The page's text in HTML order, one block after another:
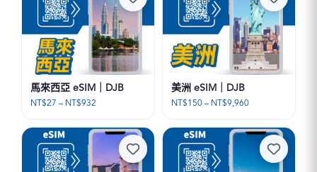
NT$35
到
NT$1,240
NT$130
到
NT$5,560
馬來西亞 eSIM｜DJB
NT$27 – NT$932
範
NT$27
到
美洲 eSIM｜DJB
NT$150 – NT$9,960價
範
圍：
NT$150
到